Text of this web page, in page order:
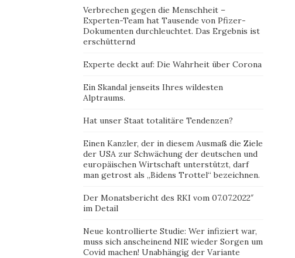
Verbrechen gegen die Menschheit –
Experten-Team hat Tausende von Pfizer-
Dokumenten durchleuchtet. Das Ergebnis ist
erschütternd
Experte deckt auf: Die Wahrheit über Corona
Ein Skandal jenseits Ihres wildesten
Alptraums.
Hat unser Staat totalitäre Tendenzen?
Einen Kanzler, der in diesem Ausmaß die Ziele
der USA zur Schwächung der deutschen und
europäischen Wirtschaft unterstützt, darf
man getrost als „Bidens Trottel“ bezeichnen.
Der Monatsbericht des RKI vom 07.07.2022″
im Detail
Neue kontrollierte Studie: Wer infiziert war,
muss sich anscheinend NIE wieder Sorgen um
Covid machen! Unabhängig der Variante